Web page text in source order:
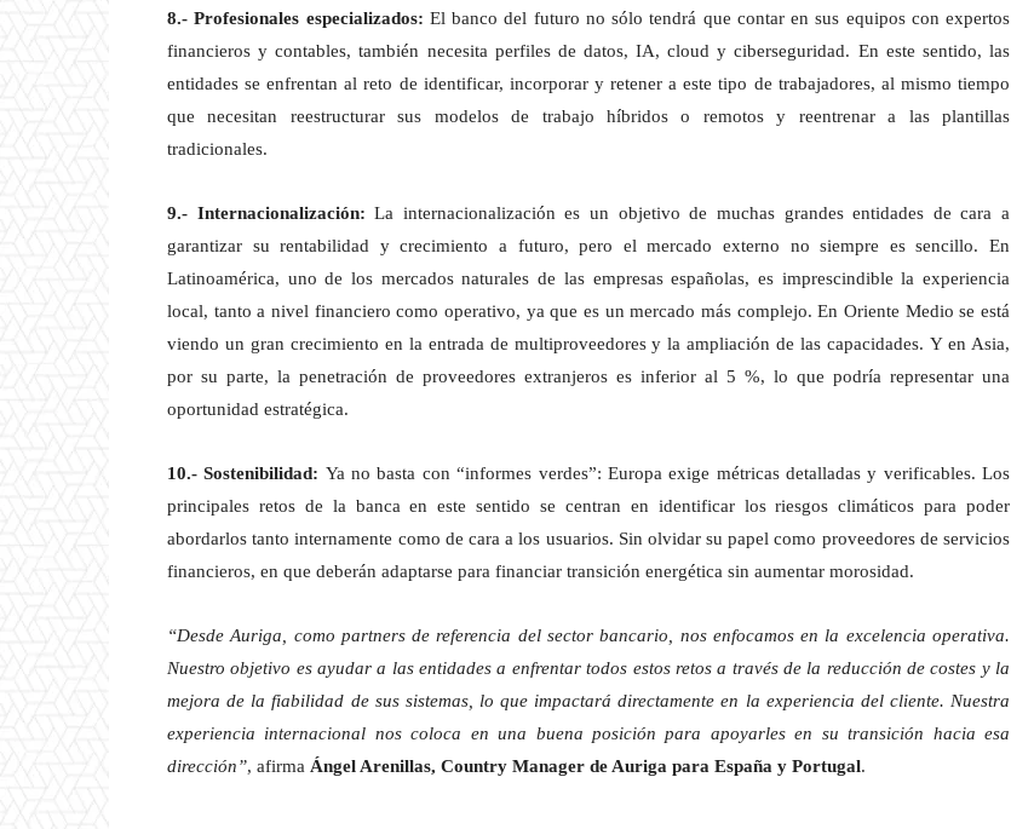
8.- Profesionales especializados: El banco del futuro no sólo tendrá que contar en sus equipos con expertos
financieros y contables, también necesita perfiles de datos, IA, cloud y ciberseguridad. En este sentido, las
entidades se enfrentan al reto de identificar, incorporar y retener a este tipo de trabajadores, al mismo tiempo
que necesitan reestructurar sus modelos de trabajo híbridos o remotos y reentrenar a las plantillas
tradicionales.
9.- Internacionalización: La internacionalización es un objetivo de muchas grandes entidades de cara a
garantizar su rentabilidad y crecimiento a futuro, pero el mercado externo no siempre es sencillo. En
Latinoamérica, uno de los mercados naturales de las empresas españolas, es imprescindible la experiencia
local, tanto a nivel financiero como operativo, ya que es un mercado más complejo. En Oriente Medio se está
viendo un gran crecimiento en la entrada de multiproveedores y la ampliación de las capacidades. Y en Asia,
por su parte, la penetración de proveedores extranjeros es inferior al 5 %, lo que podría representar una
oportunidad estratégica.
10.- Sostenibilidad: Ya no basta con “informes verdes”: Europa exige métricas detalladas y verificables. Los
principales retos de la banca en este sentido se centran en identificar los riesgos climáticos para poder
abordarlos tanto internamente como de cara a los usuarios. Sin olvidar su papel como proveedores de servicios
financieros, en que deberán adaptarse para financiar transición energética sin aumentar morosidad.
“Desde Auriga, como partners de referencia del sector bancario, nos enfocamos en la excelencia operativa.
Nuestro objetivo es ayudar a las entidades a enfrentar todos estos retos a través de la reducción de costes y la
mejora de la fiabilidad de sus sistemas, lo que impactará directamente en la experiencia del cliente. Nuestra
experiencia internacional nos coloca en una buena posición para apoyarles en su transición hacia esa
dirección”, afirma Ángel Arenillas, Country Manager de Auriga para España y Portugal.